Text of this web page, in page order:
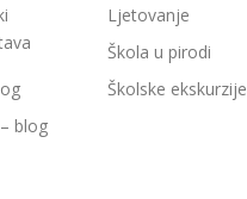
Ljetovanje
Škola u pirodi
Školske ekskurzije
blog